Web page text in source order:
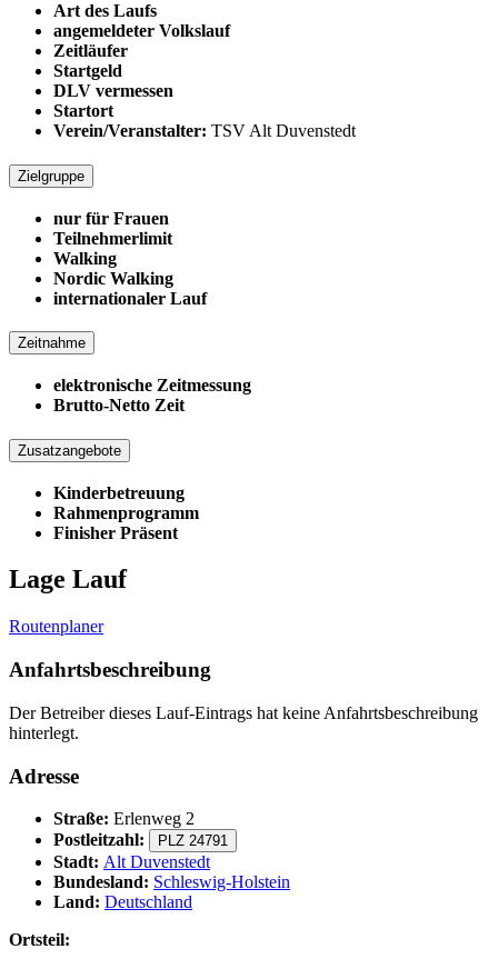
Art des Laufs
angemeldeter Volkslauf
Zeitläufer
Startgeld
DLV vermessen
Startort
Verein/Veranstalter: TSV Alt Duvenstedt
Zielgruppe
nur für Frauen
Teilnehmerlimit
Walking
Nordic Walking
internationaler Lauf
Zeitnahme
elektronische Zeitmessung
Brutto-Netto Zeit
Zusatzangebote
Kinderbetreuung
Rahmenprogramm
Finisher Präsent
Lage Lauf
Routenplaner
Anfahrtsbeschreibung
Der Betreiber dieses Lauf-Eintrags hat keine Anfahrtsbeschreibung
hinterlegt.
Adresse
Straße: Erlenweg 2
Postleitzahl:
PLZ 24791
Stadt: Alt Duvenstedt
Bundesland: Schleswig-Holstein
Land: Deutschland
Ortsteil: